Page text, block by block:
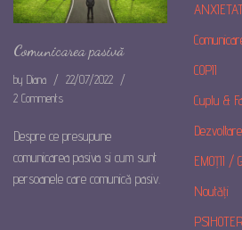
Comunicarea pasivă
by Diana
22/07/2022
2 Comments
Despre ce presupune
comunicarea pasiva si cum sunt
persoanele care comunică pasiv.
COPII
Cuplu &
EMOȚII /
Noutăți